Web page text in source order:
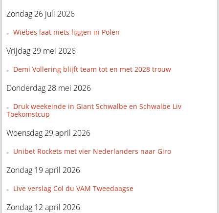
Zondag 26 juli 2026
Wiebes laat niets liggen in Polen
Vrijdag 29 mei 2026
Demi Vollering blijft team tot en met 2028 trouw
Donderdag 28 mei 2026
Druk weekeinde in Giant Schwalbe en Schwalbe Liv
Toekomstcup
Woensdag 29 april 2026
Unibet Rockets met vier Nederlanders naar Giro
Zondag 19 april 2026
Live verslag Col du VAM Tweedaagse
Zondag 12 april 2026